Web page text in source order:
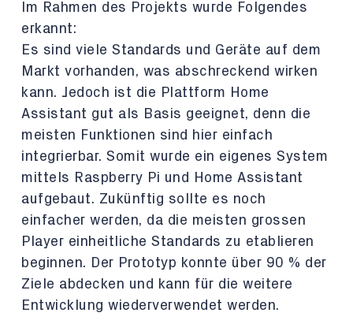
Im Rahmen des Projekts wurde Folgendes
erkannt:
Es sind viele Standards und Geräte auf dem
Markt vorhanden, was abschreckend wirken
kann. Jedoch ist die Plattform Home
Assistant gut als Basis geeignet, denn die
meisten Funktionen sind hier einfach
integrierbar. Somit wurde ein eigenes System
mittels Raspberry Pi und Home Assistant
aufgebaut. Zukünftig sollte es noch
einfacher werden, da die meisten grossen
Player einheitliche Standards zu etablieren
beginnen. Der Prototyp konnte über 90 % der
Ziele abdecken und kann für die weitere
Entwicklung wiederverwendet werden.